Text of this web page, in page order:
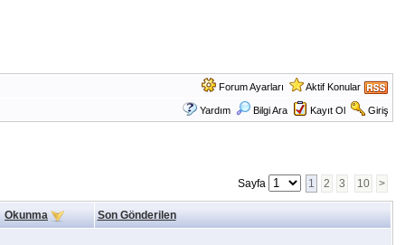
Forum Ayarları Aktif Konular
Yardım Bilgi Ara Kayıt Ol Giriş
Sayfa 1 2 3 10 >
Okunma Son Gönderilen